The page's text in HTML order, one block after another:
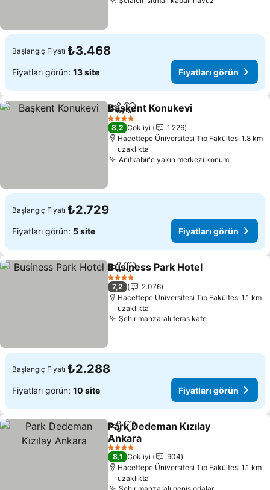
Başlangıç Fiyatı ₺3.468
Fiyatları görün: 13 site Fiyatları görün
PaylaşFavorilerime ekle
Başkent Konukevi
4 Yıldız
8,2 Çok iyi
1.226
Hacettepe Üniversitesi Tıp Fakültesi 1.8 km
uzaklıkta
Anıtkabir'e yakın merkezi konum
Başlangıç Fiyatı ₺2.729
Fiyatları görün: 5 site Fiyatları görün
PaylaşFavorilerime ekle
Business Park Hotel
4 Yıldız
7,2
2.076
Hacettepe Üniversitesi Tıp Fakültesi 1.1 km
uzaklıkta
Şehir manzaralı teras kafe
Başlangıç Fiyatı ₺2.288
Fiyatları görün: 10 site Fiyatları görün
PaylaşFavorilerime ekle
Park Dedeman Kızılay
Ankara
4 Yıldız
8,1 Çok iyi
904
Hacettepe Üniversitesi Tıp Fakültesi 1.1 km
uzaklıkta